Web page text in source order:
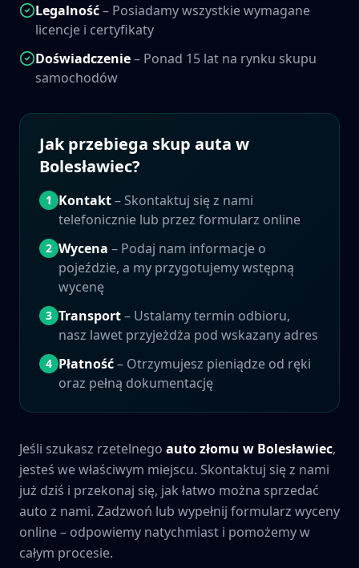
Legalność– Posiadamy wszystkie wymagane
licencje i certyfikaty
Doświadczenie– Ponad 15 lat na rynku skupu
samochodów
Jak przebiega skup auta w
Bolesławiec?
1 Kontakt– Skontaktuj się z nami
telefonicznie lub przez formularz online
2 Wycena – Podaj nam informacje o
pojeździe, a my przygotujemy wstępną
wycenę
3 Transport– Ustalamy termin odbioru,
nasz lawet przyjeżdża pod wskazany adres
4 Płatność– Otrzymujesz pieniądze od ręki
oraz pełną dokumentację
Jeśli szukasz rzetelnego auto złomu w Bolesławiec,
jesteś we właściwym miejscu. Skontaktuj się z nami
już dziś i przekonaj się, jak łatwo można sprzedać
auto z nami. Zadzwoń lub wypełnij formularz wyceny
online – odpowiemy natychmiast i pomożemy w
całym procesie.